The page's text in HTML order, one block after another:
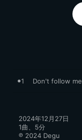
1 Don't follow me
2024年12月27日
1曲、5分
℗ 2024 Degu